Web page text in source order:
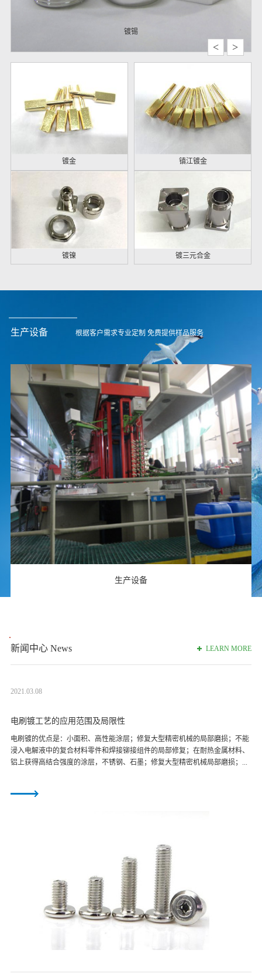
镀锡
< >
镀金 镇江镀金
镀镍 镀三元合金
生产设备 根据客户需求专业定制 免费提供样品服务
生产设备
新闻中心News LEARN MORE
2021.03.08
电刷镀工艺的应用范围及局限性
电刷镀的优点是：小面积、高性能涂层；修复大型精密机械的局部磨损；不能
浸入电解液中的复合材料零件和焊接铆接组件的局部修复；在耐热金属材料、
铝上获得高结合强度的涂层，不锈钢、石墨；修复大型精密机械局部磨损；...